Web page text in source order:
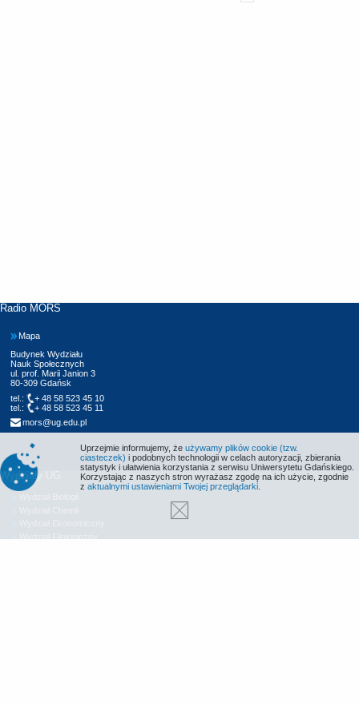
Radio MORS
Mapa
Budynek Wydziału
Nauk Społecznych
ul. prof. Marii Janion 3
80-309 Gdańsk
tel.:
+ 48 58 523 45 10
tel.:
+ 48 58 523 45 11
mors@ug.edu.pl
Wydziały UG
Uprzejmie informujemy, że używamy plików cookie (tzw.
ciasteczek) i podobnych technologii w celach autoryzacji, zbierania
statystyk i ułatwienia korzystania z serwisu Uniwersytetu Gdańskiego.
Korzystając z naszych stron wyrażasz zgodę na ich użycie, zgodnie
z aktualnymi ustawieniami Twojej przeglądarki